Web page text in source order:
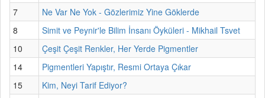
7
Ne Var Ne Yok - Gözlerimiz Yine Göklerde
8
Simit ve Peynir'le Bilim İnsanı Öyküleri - Mikhail Tsvet
10
Çeşit Çeşit Renkler, Her Yerde Pigmentler
14
Pigmentleri Yapıştır, Resmi Ortaya Çıkar
15
Kim, Neyi Tarif Ediyor?